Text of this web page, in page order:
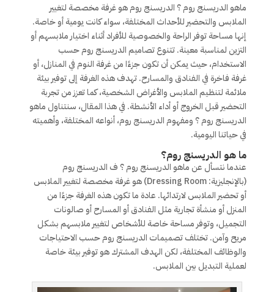
ماهو الدريسنج روم ؟ الدريسنج روم هو غرفة مخصصة لتغيير
الملابس والتحضير للأحداث المختلفة، سواء كانت يومية أو خاصة.
إنها مساحة توفر الراحة والخصوصية للأفراد أثناء اختيار ملابسهم أو
التزين لمناسبة معينة. تتنوع تصاميم الدريسنج روم حسب
الاستخدام، حيث يمكن أن تكون جزءًا من غرفة النوم في المنازل، أو
غرفة فاخرة في الفنادق والمسارح. تهدف هذه الغرفة إلى توفير بيئة
ملائمة لتنظيم الملابس والأغراض الشخصية، كما تعزز من تجربة
التحضير قبل الخروج أو أداء الأنشطة. في هذا المقال، سنتناول ماهو
الدريسنج روم ؟ ومفهوم الدريسنج روم، أنواعه المختلفة، وأهميته
في حياتنا اليومية.
ما هو الدريسنج روم؟
عندما نتسأل عن ماهو الدريسنج روم ؟ ف الدريسنج روم
(بالإنجليزية: Dressing Room) هو غرفة مخصصة لتغيير الملابس
أو تحضير الملابس لارتدائها. عادة ما تكون هذه الغرفة جزءًا من
المنزل أو منشأة تجارية مثل الفنادق أو المسارح أو صالونات
التجميل، وتوفر مساحة خاصة للأشخاص لتغيير ملابسهم بشكل
مريح وآمن. تختلف تصميمات الدريسنج روم حسب الاحتياجات
والوظائف المختلفة، لكن الهدف المشترك هو توفير بيئة خاصة
لعملية التبديل بين الملابس.